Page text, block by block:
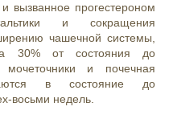
вызванное прогестероном
и сокращения
чашечной системы,
30% от состояния до
и почечная
в состояние до
восьми недель.